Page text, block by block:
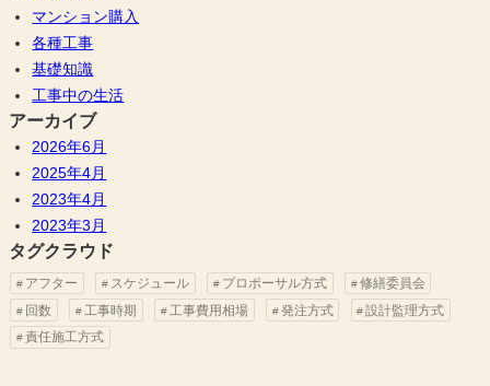
マンション購入
各種工事
基礎知識
工事中の生活
アーカイブ
2026年6月
2025年4月
2023年4月
2023年3月
タグクラウド
アフター スケジュール プロポーサル方式
修繕委員会
回数
工事時期 工事費用相場 発注方式
設計監理方式
責任施工方式